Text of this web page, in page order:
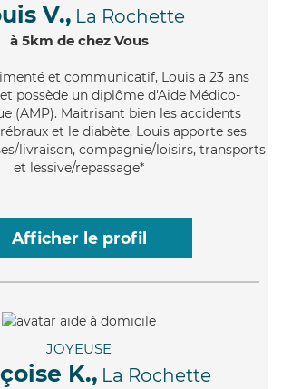
V., La Rochette
à 5km de chez Vous
et communicatif, Louis a 23 ans
possède un diplôme d'Aide Médico-
(AMP). Maitrisant bien les accidents
et le diabète, Louis apporte ses
livraison, compagnie/loisirs, transports
et lessive/repassage*
Afficher le profil
JOYEUSE
K., La Rochette